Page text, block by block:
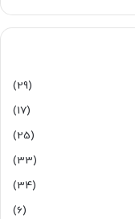
(29)
(17)
(25)
(33)
(34)
(6)